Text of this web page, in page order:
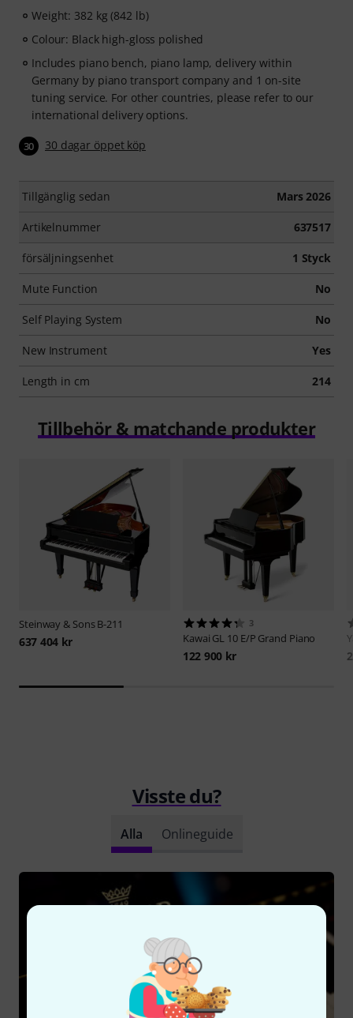
Weight: 382 kg (842 lb)
Colour: Black high-gloss polished
Includes piano bench, piano lamp, delivery within
Germany by piano transport company and 1 on-site
tuning service. For other countries, please refer to our
international delivery options.
30 30 dagar öppet köp
Tillgänglig sedan Mars 2026
Artikelnummer 637517
försäljningsenhet 1 Styck
Mute Function No
Self Playing System No
New Instrument Yes
Length in cm 214
Tillbehör & matchande produkter
Steinway & SonsB-211
637 404 kr
3
Kawai GL 10 E/P Grand Piano
122 900 kr
Visste du?
Alla Onlineguide